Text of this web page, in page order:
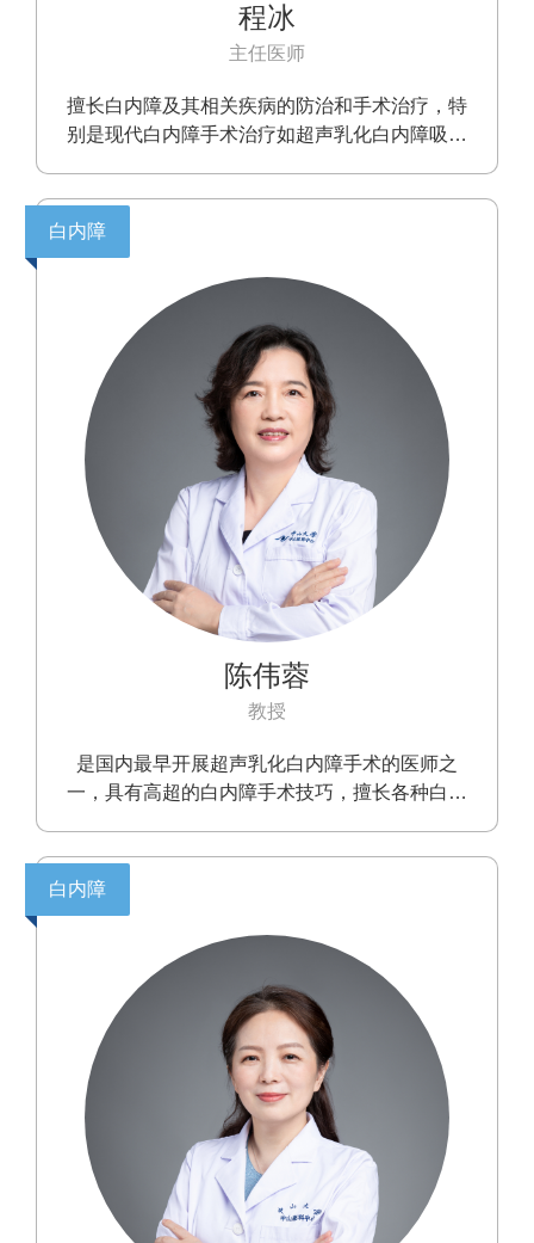
程冰
主任医师
擅长白内障及其相关疾病的防治和手术治疗，特
别是现代白内障手术治疗如超声乳化白内障吸除
陈伟蓉
教授
是国内最早开展超声乳化白内障手术的医师之
一，具有高超的白内障手术技巧，擅长各种白内
内障等复杂白内障的诊治具有丰富的临床经验。
白内障
白内障